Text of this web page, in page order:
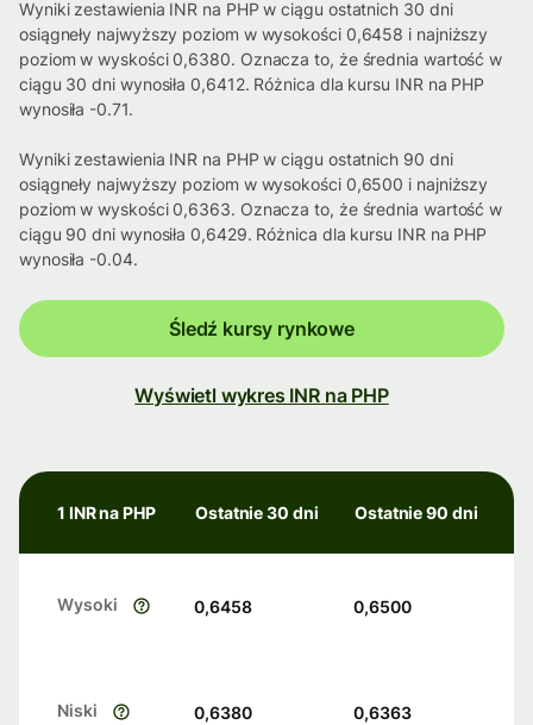
Wyniki zestawienia INR na PHP w ciągu ostatnich 30 dni
osiągneły najwyższy poziom w wysokości 0,6458 i najniższy
poziom w wyskości 0,6380. Oznacza to, że średnia wartość w
ciągu 30 dni wynosiła 0,6412. Różnica dla kursu INR na PHP
wynosiła -0.71.
Wyniki zestawienia INR na PHP w ciągu ostatnich 90 dni
osiągneły najwyższy poziom w wysokości 0,6500 i najniższy
poziom w wyskości 0,6363. Oznacza to, że średnia wartość w
ciągu 90 dni wynosiła 0,6429. Różnica dla kursu INR na PHP
wynosiła -0.04.
Śledź kursy rynkowe
Wyświetl wykres INR na PHP
1 INR na PHP Ostatnie 30 dni Ostatnie 90 dni
Wysoki 0,6458 0,6500
Niski 0,6380 0,6363